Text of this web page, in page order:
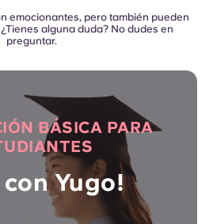
emocionantes, pero también pueden
alguna duda? No dudes en
preguntar.
BÁSICA PARA
con Yugo!